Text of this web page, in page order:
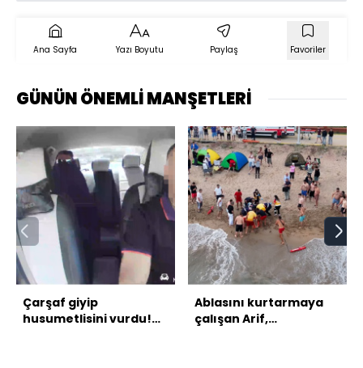
Ana Sayfa Yazı Boyutu Paylaş Favoriler
GÜNÜN ÖNEMLİ MANŞETLERİ
Çarşaf giyip
husumetlisini vurdu!
Ablasını kurtarmaya
çalışan Arif,